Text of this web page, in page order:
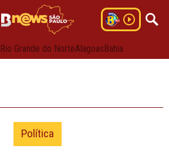
Rio Grande do NorteAlagoasBahia
Política